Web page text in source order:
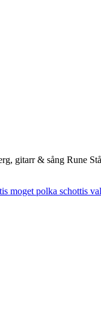
gitarr & sång Rune
moget polka schottis